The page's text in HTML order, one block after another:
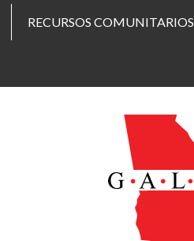
RECURSOS COMUNITARIOS